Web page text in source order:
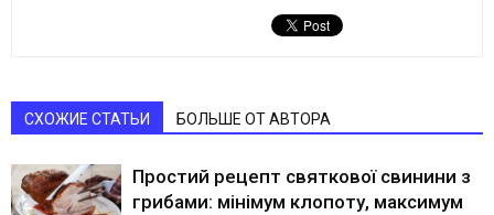
СХОЖИЕ СТАТЬИ БОЛЬШЕ ОТ АВТОРА
Простий рецепт святкової свинини з
грибами: мінімум клопоту, максимум